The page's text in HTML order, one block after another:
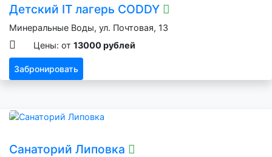
Детский IT лагерь CODDY
Минеральные Воды, ул. Почтовая, 13
Цены: от 13000 рублей
Забронировать
Санаторий Липовка